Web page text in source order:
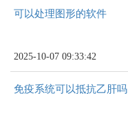
可以处理图形的软件
2025-10-07 09:33:42
免疫系统可以抵抗乙肝吗